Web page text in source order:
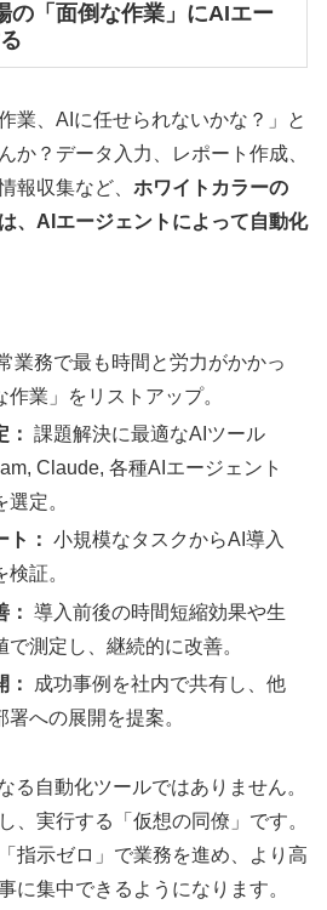
の「面倒な作業」にAIエー
業、AIに任せられないかな？」と
か？データ入力、レポート作成、
報収集など、 ホワイトカラーの
、AIエージェントによって自動化
業務で最も時間と労力がかかっ
作業」をリストアップ。
課題解決に最適なAIツール
Claude, 各種AIエージェント
定。
ト： 小規模なタスクからAI導入
証。
： 導入前後の時間短縮効果や生
で測定し、継続的に改善。
：
成功事例を社内で共有し、他
への展開を提案。
る自動化ツールではありません。
、実行する「仮想の同僚」です。
指示ゼロ」で業務を進め、より高
に集中できるようになります。